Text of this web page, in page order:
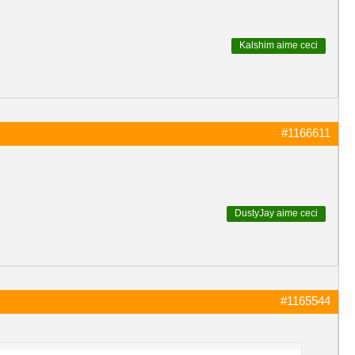
Kalshim aime ceci
#1166611
DustyJay aime ceci
#1165544